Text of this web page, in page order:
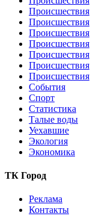
Происшествия
Происшествия
Происшествия
Происшествия
Происшествия
Происшествия
Происшествия
События
Спорт
Статистика
Талые воды
Уехавшие
Экология
Экономика
ТК Город
Реклама
Контакты